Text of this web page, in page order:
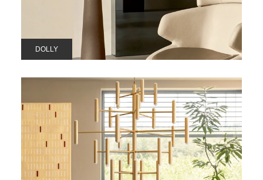
DOLLY